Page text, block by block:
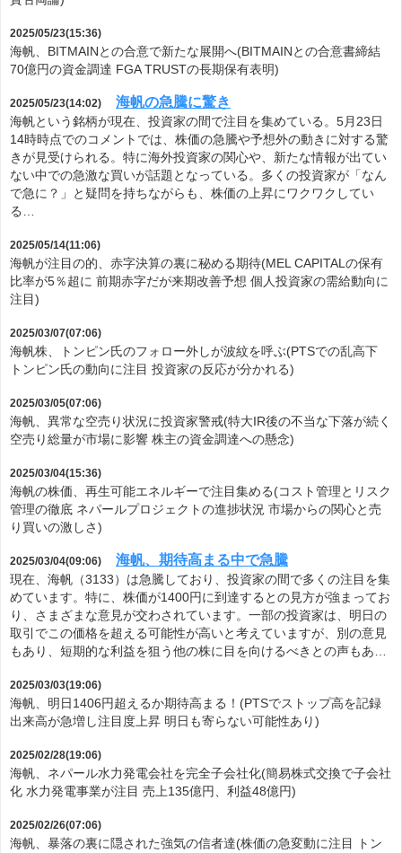
2025/05/23(15:36)
海帆、BITMAINとの合意で新たな展開へ(BITMAINとの合意書締結
70億円の資金調達 FGA TRUSTの長期保有表明)
2025/05/23(14:02) 海帆の急騰に驚き
海帆という銘柄が現在、投資家の間で注目を集めている。5月23日
14時時点でのコメントでは、株価の急騰や予想外の動きに対する驚
きが見受けられる。特に海外投資家の関心や、新たな情報が出てい
ない中での急激な買いが話題となっている。多くの投資家が「なん
で急に？」と疑問を持ちながらも、株価の上昇にワクワクしてい
る…
2025/05/14(11:06)
海帆が注目の的、赤字決算の裏に秘める期待(MEL CAPITALの保有
比率が5％超に 前期赤字だが来期改善予想 個人投資家の需給動向に
注目)
2025/03/07(07:06)
海帆株、トンピン氏のフォロー外しが波紋を呼ぶ(PTSでの乱高下
トンピン氏の動向に注目 投資家の反応が分かれる)
2025/03/05(07:06)
海帆、異常な空売り状況に投資家警戒(特大IR後の不当な下落が続く
空売り総量が市場に影響 株主の資金調達への懸念)
2025/03/04(15:36)
海帆の株価、再生可能エネルギーで注目集める(コスト管理とリスク
管理の徹底 ネパールプロジェクトの進捗状況 市場からの関心と売
り買いの激しさ)
2025/03/04(09:06) 海帆、期待高まる中で急騰
現在、海帆（3133）は急騰しており、投資家の間で多くの注目を集
めています。特に、株価が1400円に到達するとの見方が強まってお
り、さまざまな意見が交わされています。一部の投資家は、明日の
取引でこの価格を超える可能性が高いと考えていますが、別の意見
もあり、短期的な利益を狙う他の株に目を向けるべきとの声もあ…
2025/03/03(19:06)
海帆、明日1406円超えるか期待高まる！(PTSでストップ高を記録
出来高が急増し注目度上昇 明日も寄らない可能性あり)
2025/02/28(19:06)
海帆、ネパール水力発電会社を完全子会社化(簡易株式交換で子会社
化 水力発電事業が注目 売上135億円、利益48億円)
2025/02/26(07:06)
海帆、暴落の裏に隠された強気の信者達(株価の急変動に注目 トン